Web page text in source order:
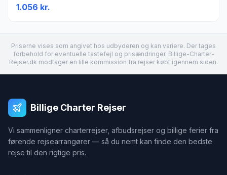
1.056 kr.
Priserne vises som angivet hos udbyderen og kan variere. Der tages
forbehold for eventuelle tastefejl og prisændringer. Billige-Charter-
Rejser.dk modtager en lille kommission fra rejser købt igennem siden.
Billige Charter Rejser
Vi sammenligner charterrejser, afbudsrejser og billige ferier fra
førende rejsearrangører — så du nemt kan finde den bedste
rejse til den rigtige pris.